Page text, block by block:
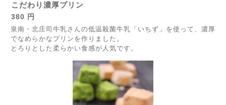
こだわり濃厚プリン
380 円
泉南・北庄司牛乳さんの低温殺菌牛乳「いちず」を使って、濃厚
でなめらかなプリンを作りました。
とろりとした柔らかい食感が人気です。